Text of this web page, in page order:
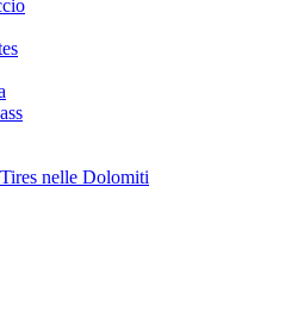
nelle Dolomiti